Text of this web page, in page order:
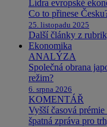
Lídra evropské
Co to přinese
25. listopadu 2025
Další články z
Ekonomika
ANALÝZA
Společná obrana
režim?
6. srpna 2026
KOMENTÁŘ
Vyšší časová
špatná zpráva pro